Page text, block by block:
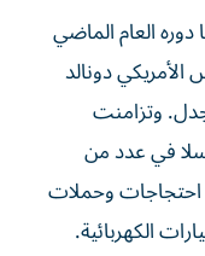
العام الماضي
الأمريكي دونالد
وتزامنت
في عدد من
خلال عام 2025، وسط احتجاجات وحملات
الكهربائية.